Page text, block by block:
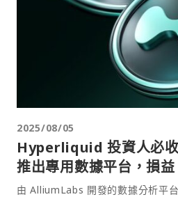
2025/08/05
Hyperliquid 投資人必
推出專用數據平台，損
一網打盡
由 AlliumLabs 開發的數據分析平